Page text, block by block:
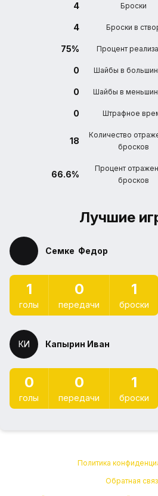
4 Броски
4 Броски в
75% Процент
0 Шайбы в
0 Шайбы в
0 Штрафное
18
Количество
бросков
66.6%
Процент
бросков
Лучшие
⁠Семке ⁠ Федор
1
голы
0
передачи
1
броски
Капырин Иван
КИ
0
голы
0
передачи
1
броски
Политика
Обратная